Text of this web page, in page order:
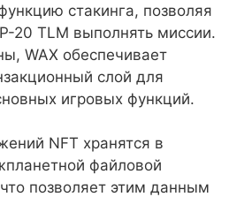
стакинга, позволяя
20 TLM выполнять миссии.
WAX обеспечивает
слой для
игровых функций.
NFT хранятся в
файловой
позволяет этим данным